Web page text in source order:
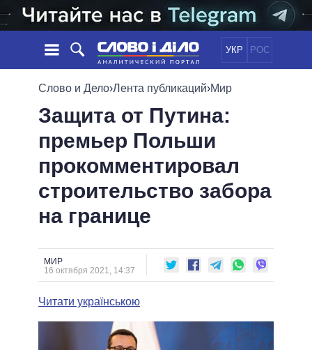
УКР РОС
НОВОСТИ
ЛЕНТА
СОБЫТИЯ
СТАТЬИ
МНЕНИЯ
ОБЗОРЫ
ДАЙДЖЕСТЫ
ПОЛИТИКА
ЭКОНОМИКА
ОБЩЕСТВО
МИР
ОБЕЩАНИЯ
ПОЛИТИКИ
ВСЕ ПОЛИТИКИ
ПРЕЗИДЕНТ И ОФИС
ВЕРХОВНАЯ РАДА
ГЛАВЫ ОБЛАДМИНИСТРАЦИЙ
МЭРЫ
ВСЕ ПЕРСОНЫ
ИНФОГРАФИКА
ВИДЕО
СРАВНЕНИЕ ПОЛИТИКОВ
Слово и Дело›Лента публикаций›Мир
Защита от Путина:
премьер Польши
прокомментировал
строительство забора
на границе
МИР
16 октября 2021, 14:37
Читати українською